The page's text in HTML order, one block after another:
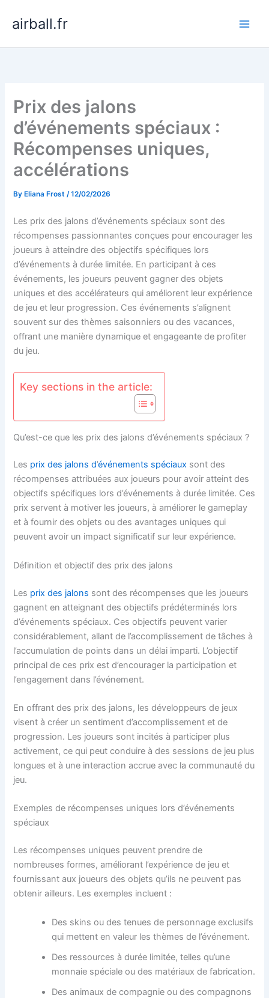
airball.fr
Prix des jalons
d’événements spéciaux :
Récompenses uniques,
accélérations
By Eliana Frost/12/02/2026
Les prix des jalons d’événements spéciaux sont des
récompenses passionnantes conçues pour encourager les
joueurs à atteindre des objectifs spécifiques lors
d’événements à durée limitée. En participant à ces
événements, les joueurs peuvent gagner des objets
uniques et des accélérateurs qui améliorent leur expérience
de jeu et leur progression. Ces événements s’alignent
souvent sur des thèmes saisonniers ou des vacances,
offrant une manière dynamique et engageante de profiter
du jeu.
Key sections in the article:
Qu’est-ce que les prix des jalons d’événements spéciaux ?
Les prix des jalons d’événements spéciaux sont des
récompenses attribuées aux joueurs pour avoir atteint des
objectifs spécifiques lors d’événements à durée limitée. Ces
prix servent à motiver les joueurs, à améliorer le gameplay
et à fournir des objets ou des avantages uniques qui
peuvent avoir un impact significatif sur leur expérience.
Définition et objectif des prix des jalons
Les prix des jalons sont des récompenses que les joueurs
gagnent en atteignant des objectifs prédéterminés lors
d’événements spéciaux. Ces objectifs peuvent varier
considérablement, allant de l’accomplissement de tâches à
l’accumulation de points dans un délai imparti. L’objectif
principal de ces prix est d’encourager la participation et
l’engagement dans l’événement.
En offrant des prix des jalons, les développeurs de jeux
visent à créer un sentiment d’accomplissement et de
progression. Les joueurs sont incités à participer plus
activement, ce qui peut conduire à des sessions de jeu plus
longues et à une interaction accrue avec la communauté du
jeu.
Exemples de récompenses uniques lors d’événements
spéciaux
Les récompenses uniques peuvent prendre de
nombreuses formes, améliorant l’expérience de jeu et
fournissant aux joueurs des objets qu’ils ne peuvent pas
obtenir ailleurs. Les exemples incluent :
Des skins ou des tenues de personnage exclusifs
qui mettent en valeur les thèmes de l’événement.
Des ressources à durée limitée, telles qu’une
monnaie spéciale ou des matériaux de fabrication.
Des animaux de compagnie ou des compagnons